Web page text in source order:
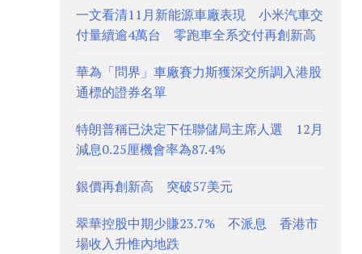
一文看清11月新能源車廠表現 小米汽車交
付量續逾4萬台 零跑車全系交付再創新高
華為「問界」車廠賽力斯獲深交所調入港股
通標的證券名單
特朗普稱已決定下任聯儲局主席人選 12月
減息0.25厘機會率為87.4%
銀價再創新高 突破57美元
翠華控股中期少賺23.7% 不派息 香港市
場收入升惟內地跌